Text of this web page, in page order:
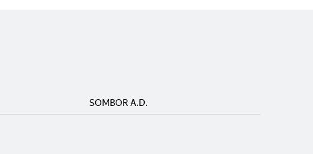
SOMBOR A.D.